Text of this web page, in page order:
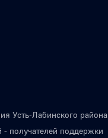
Усть-Лабинского района
- получателей поддержки